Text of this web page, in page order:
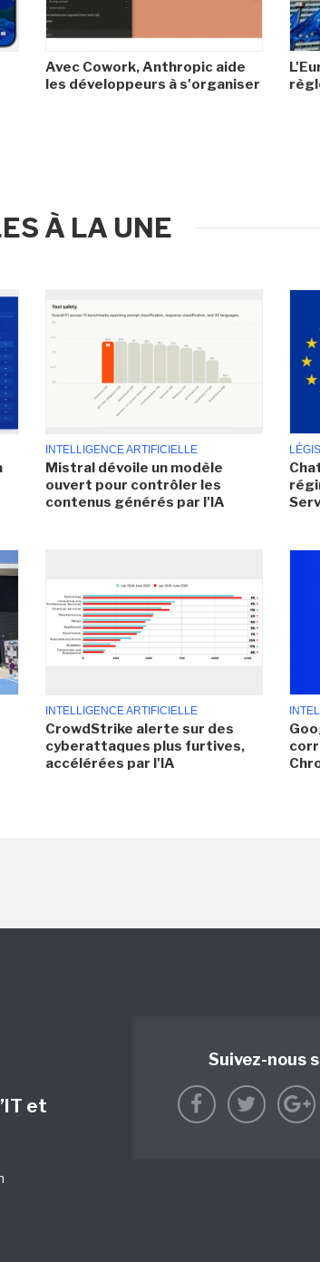
Avec Cowork, Anthropic aide
les développeurs à s'organiser
À LA UNE
INTELLIGENCE ARTIFICIELLE
Mistral dévoile un modèle
ouvert pour contrôler les
contenus générés par l'IA
INTELLIGENCE ARTIFICIELLE
CrowdStrike alerte sur des
cyberattaques plus furtives,
accélérées par l'IA
et
Suivez-nous